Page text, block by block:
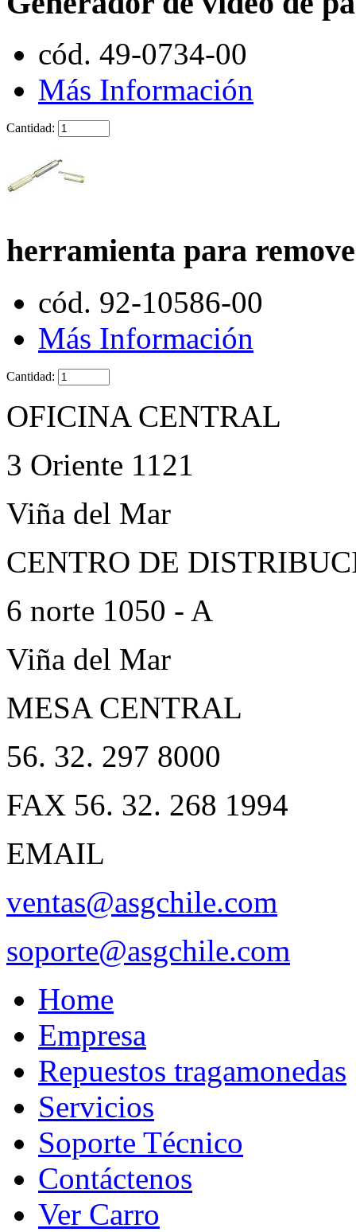
cód. 49-0734-00
Más Información
Cantidad:
herramienta para
cód. 92-10586-00
Más Información
Cantidad:
OFICINA CENTRAL
3 Oriente 1121
Viña del Mar
CENTRO DE
6 norte 1050 - A
Viña del Mar
MESA CENTRAL
56. 32. 297 8000
FAX 56. 32. 268 1994
EMAIL
ventas@asgchile.com
soporte@asgchile.com
Home
Empresa
Repuestos tragamonedas
Servicios
Soporte Técnico
Contáctenos
Ver Carro